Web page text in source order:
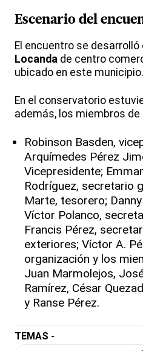
Escenario del
El encuentro se desarrolló
Locanda de centro
ubicado en este municipio.
En el conservatorio
además, los miembros de
Robinson Basden,
Arquímedes Pérez
Vicepresidente;
Rodríguez, secretario
Marte, tesorero;
Víctor Polanco,
Francis Pérez,
exteriores; Víctor A.
organización y los
Juan Marmolejos,
Ramírez, César
y Ranse Pérez.
TEMAS -